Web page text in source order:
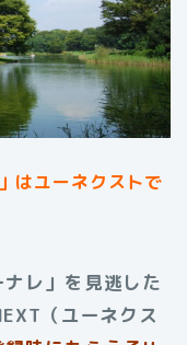
はユーネクストで
レ」を見逃した
（ユーネクス